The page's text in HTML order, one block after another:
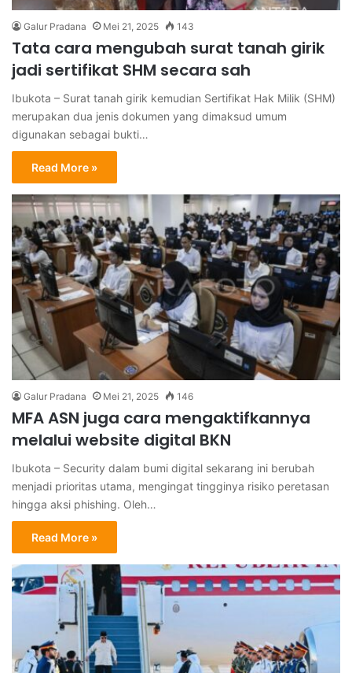
Galur Pradana Mei 21, 2025 143
Tata cara mengubah surat tanah girik
jadi sertifikat SHM secara sah
Ibukota – Surat tanah girik kemudian Sertifikat Hak Milik (SHM)
merupakan dua jenis dokumen yang dimaksud umum
digunakan sebagai bukti…
Read More »
Galur Pradana Mei 21, 2025 146
MFA ASN juga cara mengaktifkannya
melalui website digital BKN
Ibukota – Security dalam bumi digital sekarang ini berubah
menjadi prioritas utama, mengingat tingginya risiko peretasan
hingga aksi phishing. Oleh…
Read More »